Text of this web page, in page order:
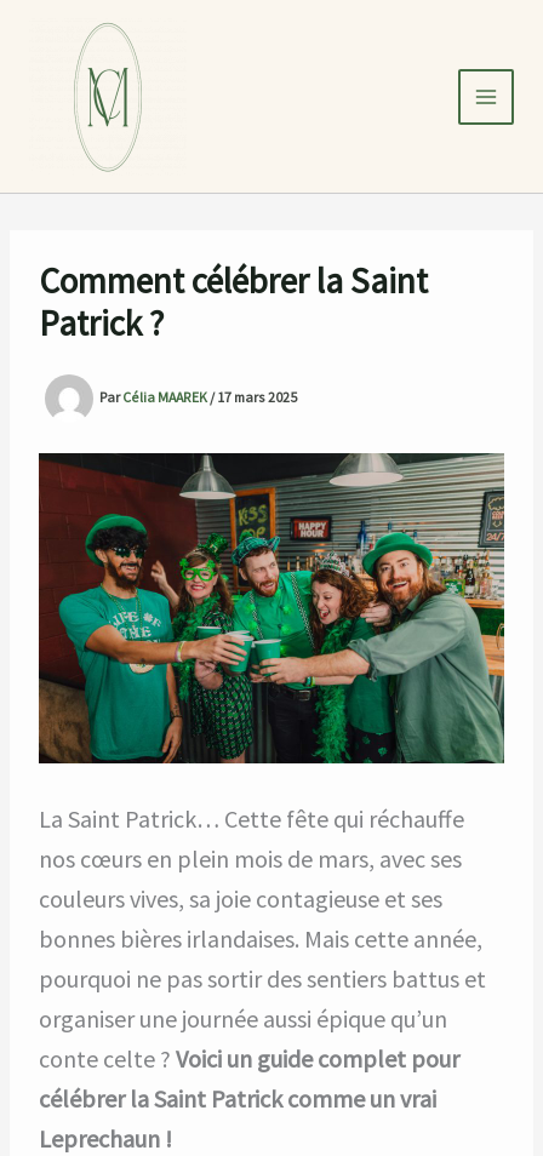
Comment célébrer la Saint
Patrick ?
ParCélia MAAREK/17 mars 2025
La Saint Patrick… Cette fête qui réchauffe
nos cœurs en plein mois de mars, avec ses
couleurs vives, sa joie contagieuse et ses
bonnes bières irlandaises. Mais cette année,
pourquoi ne pas sortir des sentiers battus et
organiser une journée aussi épique qu’un
conte celte ? Voici un guide complet pour
célébrer la Saint Patrick comme un vrai
Leprechaun !